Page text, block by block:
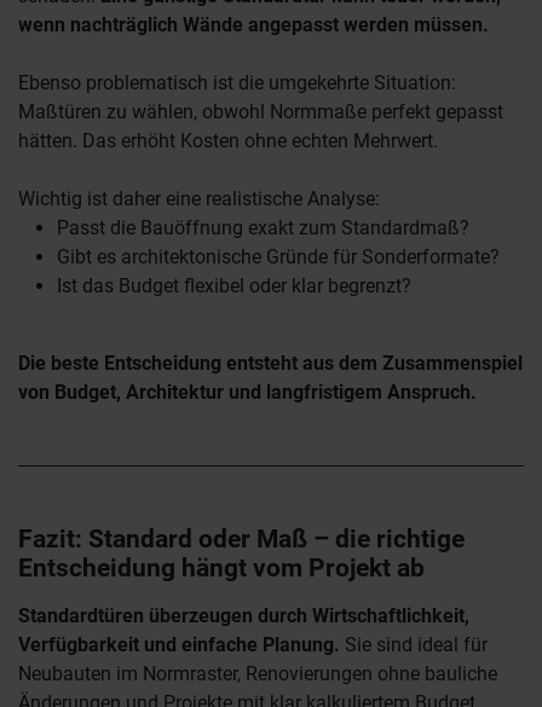
wenn nachträglich Wände angepasst werden müssen.
Ebenso problematisch ist die umgekehrte Situation:
Maßtüren zu wählen, obwohl Normmaße perfekt gepasst
hätten. Das erhöht Kosten ohne echten Mehrwert.
Wichtig ist daher eine realistische Analyse:
Passt die Bauöffnung exakt zum Standardmaß?
Gibt es architektonische Gründe für Sonderformate?
Ist das Budget flexibel oder klar begrenzt?
Die beste Entscheidung entsteht aus dem Zusammenspiel
von Budget, Architektur und langfristigem Anspruch.
Fazit: Standard oder Maß – die richtige
Entscheidung hängt vom Projekt ab
Standardtüren überzeugen durch Wirtschaftlichkeit,
Verfügbarkeit und einfache Planung. Sie sind ideal für
Neubauten im Normraster, Renovierungen ohne bauliche